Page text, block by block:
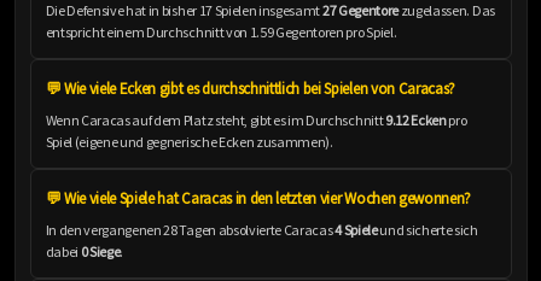
Die Defensive hat in bisher 17 Spielen insgesamt27 Gegentorezugelassen. Das
entspricht einem Durchschnitt von 1.59 Gegentoren pro Spiel.
💬 Wie viele Ecken gibt es durchschnittlich bei Spielen von Caracas?
Wenn Caracas auf dem Platz steht, gibt es im Durchschnitt9.12 Eckenpro
Spiel (eigene und gegnerische Ecken zusammen).
💬 Wie viele Spiele hat Caracas in den letzten vier Wochen gewonnen?
In den vergangenen 28 Tagen absolvierte Caracas4 Spieleund sicherte sich
dabei 0 Siege.